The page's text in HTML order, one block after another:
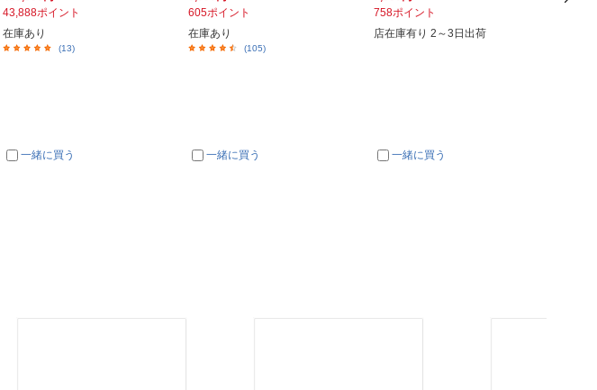
43,888ポイント
在庫あり
(13)
一緒に買う
605ポイント
在庫あり
(105)
一緒に買う
758ポイント
店在庫有り 2～3日出荷
一緒に買う